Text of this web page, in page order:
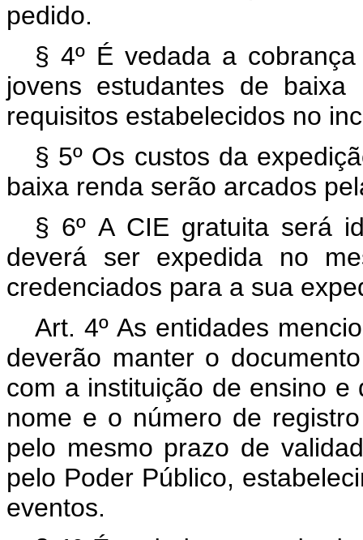
pedido.
§ 4º É vedada a
jovens estudantes de baixa
requisitos estabelecidos no
§ 5º Os custos da
baixa renda serão arcados
§ 6ºA CIE gratuita será
deverá ser expedida no
credenciados para a sua
Art. 4º As entidades
deverão manter o
com a instituição de ensino
nome e o número de
pelo mesmo prazo de
pelo Poder Público,
eventos.